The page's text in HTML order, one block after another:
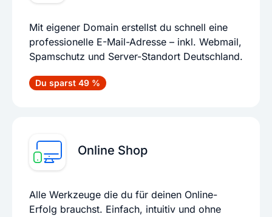
Mit eigener Domain erstellst du schnell eine
professionelle E-Mail-Adresse – inkl. Webmail,
Spamschutz und Server-Standort Deutschland.
Du sparst 49 %
Online Shop
Alle Werkzeuge die du für deinen Online-
Erfolg brauchst. Einfach, intuitiv und ohne